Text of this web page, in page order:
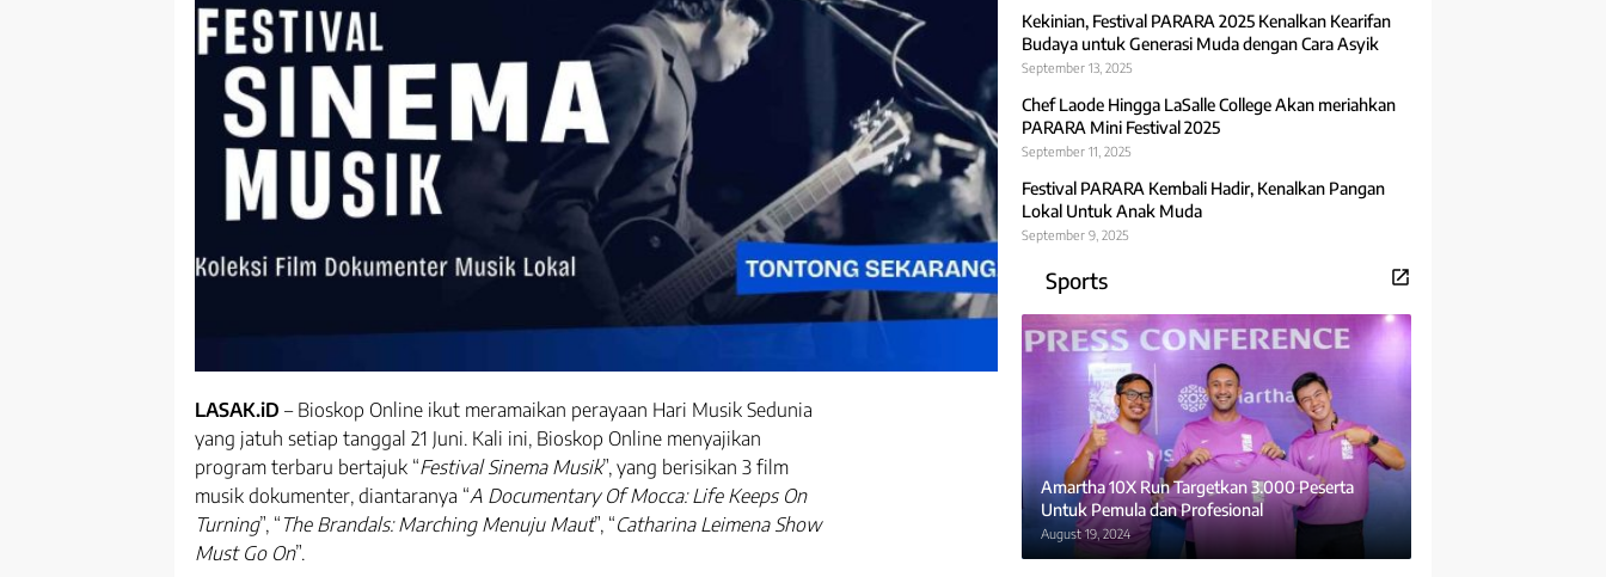
LASAK.iD – Bioskop Online ikut meramaikan perayaan Hari Musik Sedunia
yang jatuh setiap tanggal 21 Juni. Kali ini, Bioskop Online menyajikan
program terbaru bertajuk “Festival Sinema Musik”, yang berisikan 3 film
musik dokumenter, diantaranya “A Documentary Of Mocca: Life Keeps On
Turning”, “ The Brandals: Marching Menuju Maut”, “Catharina Leimena Show
Must Go On”.
Kekinian, Festival PARARA 2025 Kenalkan Kearifan
Budaya untuk Generasi Muda dengan Cara Asyik
September 13, 2025
Chef Laode Hingga LaSalle College Akan meriahkan
PARARA Mini Festival 2025
September 11, 2025
Festival PARARA Kembali Hadir, Kenalkan Pangan
Lokal Untuk Anak Muda
September 9, 2025
Sports
Amartha 10X Run Targetkan 3.000 Peserta
Untuk Pemula dan Profesional
August 19, 2024